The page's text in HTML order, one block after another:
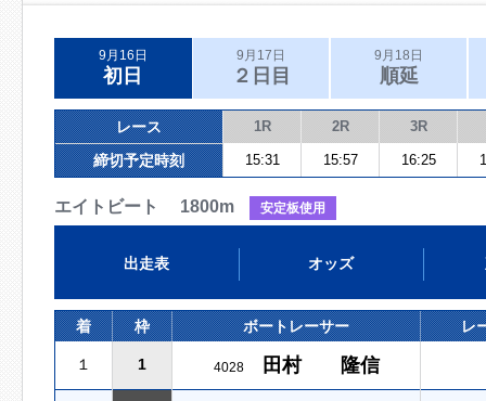
9月16日
初日
9月17日
２日目
9月18日
順延
レース 1R 2R 3R
締切予定時刻 15:31 15:57 16:25
エイトビート 1800m 安定板使用
出走表 オッズ
着 枠 ボートレーサー レ
１ 1 4028 田村 隆信